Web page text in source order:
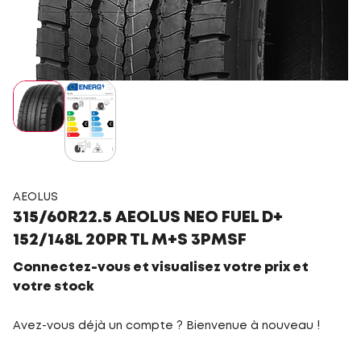
AEOLUS
315/60R22.5 AEOLUS NEO FUEL D+
152/148L 20PR TL M+S 3PMSF
Connectez-vous et visualisez votre prix et
votre stock
Avez-vous déjà un compte ? Bienvenue à nouveau !